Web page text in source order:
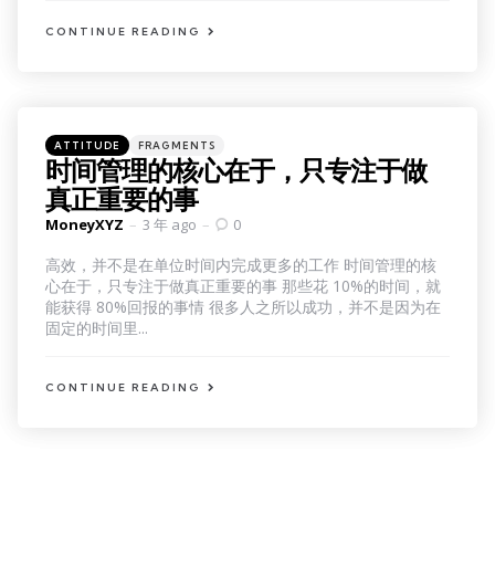
CONTINUE READING
Categories
Posted
in
ATTITUDE FRAGMENTS
时间管理的核心在于，只专注于做
真正重要的事
Posted
MoneyXYZ 3 年 ago 0
高效，并不是在单位时间内完成更多的工作 时间管理的核
心在于，只专注于做真正重要的事 那些花 10%的时间，就
能获得 80%回报的事情 很多人之所以成功，并不是因为在
固定的时间里...
CONTINUE READING